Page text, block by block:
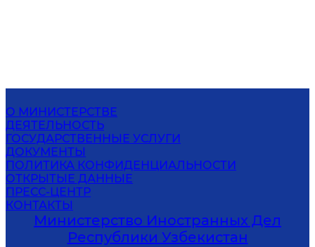
О МИНИСТЕРСТВЕ
ДЕЯТЕЛЬНОСТЬ
ГОСУДАРСТВЕННЫЕ УСЛУГИ
ДОКУМЕНТЫ
ПОЛИТИКА КОНФИДЕНЦИАЛЬНОСТИ
ОТКРЫТЫЕ ДАННЫЕ
ПРЕСС-ЦЕНТР
КОНТАКТЫ
Министерство Иностранных Дел
Республики Узбекистан